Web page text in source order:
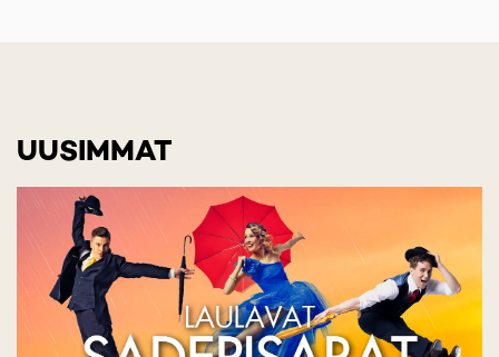
UUSIMMAT